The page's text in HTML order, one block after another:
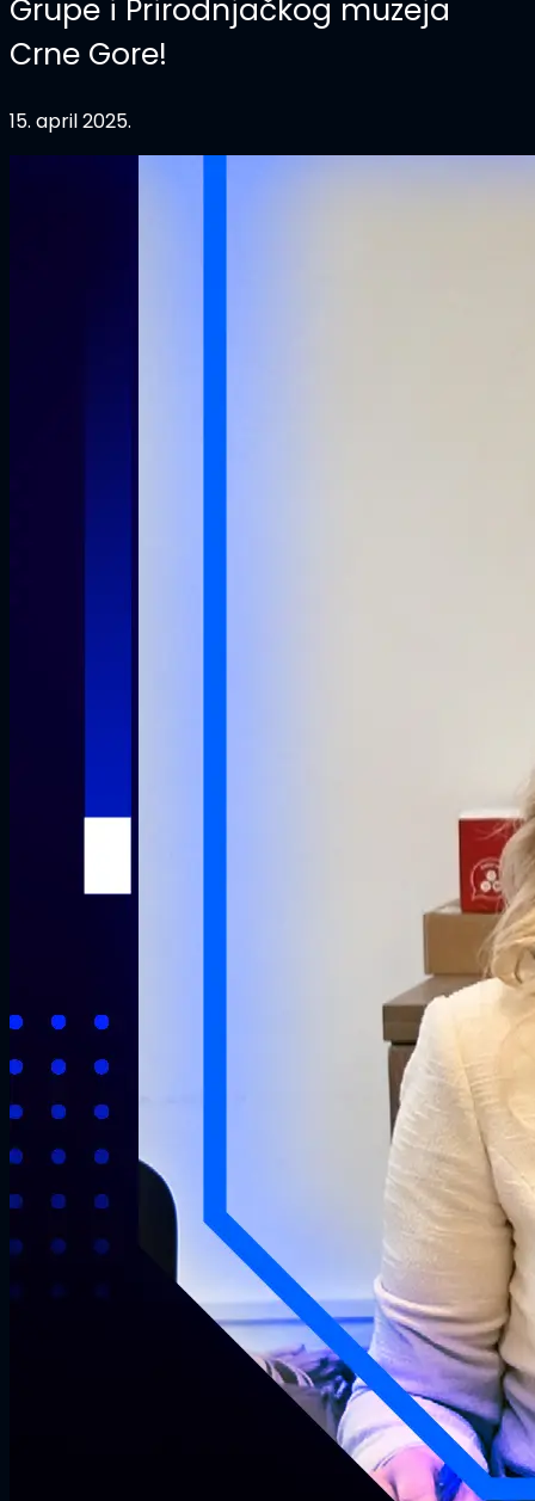
Grupe i Prirodnjačkog muzeja
Crne Gore!
15. april 2025.